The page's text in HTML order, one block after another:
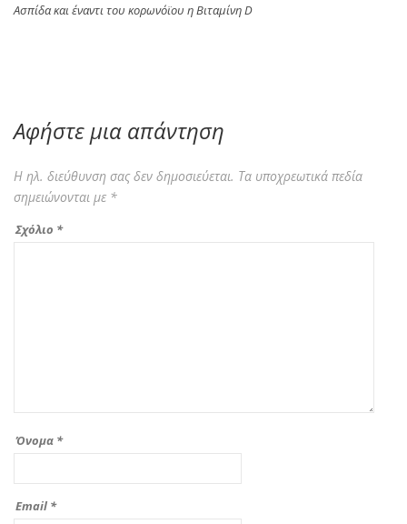
Ασπίδα και έναντι του κορωνόϊου η Βιταμίνη D
Αφήστε μια απάντηση
Η ηλ. διεύθυνση σας δεν δημοσιεύεται. Τα υποχρεωτικά πεδία
σημειώνονται με *
Σχόλιο *
Όνομα *
Email *